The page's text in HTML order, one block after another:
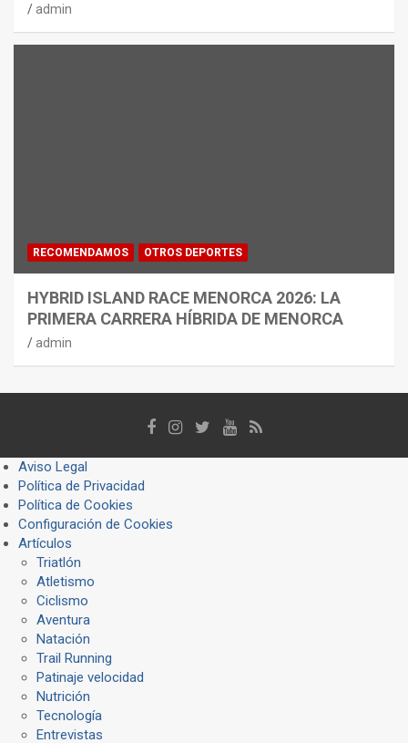
admin
RECOMENDAMOS OTROS DEPORTES
HYBRID ISLAND RACE MENORCA 2026: LA
PRIMERA CARRERA HÍBRIDA DE MENORCA
admin
Aviso Legal
Política de Privacidad
Política de Cookies
Configuración de Cookies
Artículos
Triatlón
Atletismo
Ciclismo
Aventura
Natación
Trail Running
Patinaje velocidad
Nutrición
Tecnología
Entrevistas